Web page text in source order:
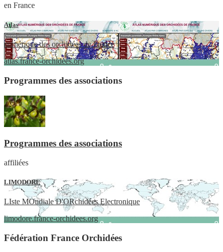
en France
Atlas
numérique des orchidées de France
atlas.france-orchidees.org
Programmes des associations
Programmes des associations
affiliées
LIMODORE
LIste MOndiale D'ORchidées Electronique
limodore.france-orchidees.org
Fédération France Orchidées